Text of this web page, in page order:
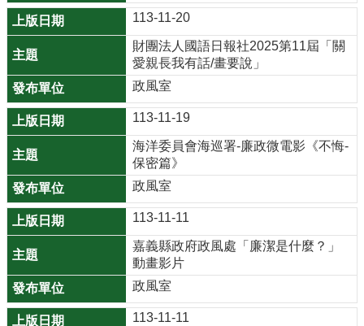
c
e
b
o
k
I
n
s
t
a
g
r
a
m
113-11-20
財團法人國語日報社2025第11屆「關
愛親長我有話/畫要說」
政風室
113-11-19
海洋委員會海巡署-廉政微電影《不悔-
保密篇》
政風室
113-11-11
嘉義縣政府政風處「廉潔是什麼？」
動畫影片
政風室
113-11-11